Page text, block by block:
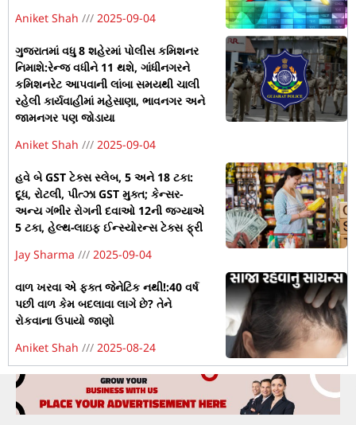
Aniket Shah
2025-09-04
ગુજરાતમાં વધુ 8 શહેરમાં પોલીસ કમિશનર
નિમાશે:રેન્જ વધીને 11 થશે, ગાંધીનગરને
કમિશનરેટ આપવાની લાંબા સમયથી ચાલી
રહેલી કાર્યવાહીમાં મહેસાણા, ભાવનગર અને
જામનગર પણ જોડાયા
Aniket Shah
2025-09-04
હવે બે GST ટેક્સ સ્લેબ, 5 અને 18 ટકા:
દૂધ, રોટલી, પીત્ઝા GST મુક્ત; કેન્સર-
અન્ય ગંભીર રોગની દવાઓ 12ની જગ્યાએ
5 ટકા, હેલ્થ-લાઇફ ઈન્સ્યોરન્સ ટેક્સ ફ્રી
Jay Sharma
2025-09-04
વાળ ખરવા એ ફક્ત જેનેટિક નથી!:40 વર્ષ
પછી વાળ કેમ બદલાવા લાગે છે? તેને
રોકવાના ઉપાયો જાણો
Aniket Shah
2025-08-24